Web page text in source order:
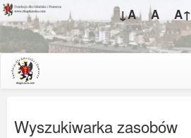
↓A A A↑
Wyszukiwarka zasobów